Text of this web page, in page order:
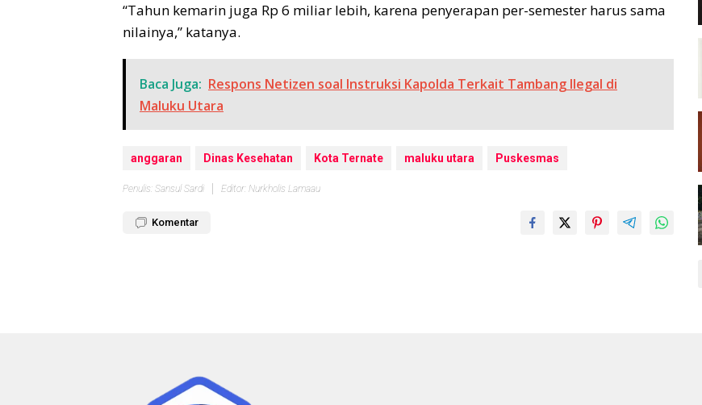
“Tahun kemarin juga Rp 6 miliar lebih, karena penyerapan per-semester harus sama
nilainya,” katanya.
Baca Juga: Respons Netizen soal Instruksi Kapolda Terkait Tambang Ilegal di
Maluku Utara
anggaran Dinas Kesehatan Kota Ternate maluku utara Puskesmas
Penulis: Sansul Sardi Editor: Nurkholis Lamaau
Komentar